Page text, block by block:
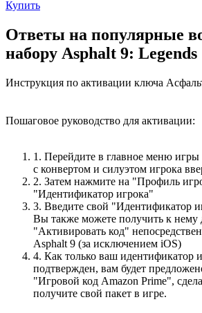
Купить
Ответы на популярные
набору Asphalt 9: Legends
Инструкция по активации ключа
Пошаговое руководство для активации:
1. Перейдите в главное меню
с конвертом и силуэтом игрока
2. Затем нажмите на "Профиль
"Идентификатор игрока"
3. Введите свой "Идентификатор
Вы также можете получить к нему
"Активировать код"
Asphalt 9 (за исключением iOS)
4. Как только ваш идентификатор
подтвержден, вам будет
"Игровой код Amazon Prime",
получите свой пакет в игре.